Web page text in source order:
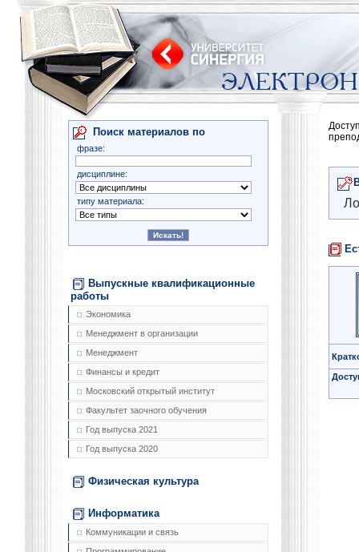
Поиск материалов по
фразе:
дисциплине:
типу материала:
Выпускные квалификационные
работы
Экономика
Менеджмент в организации
Менеджмент
Финансы и кредит
Московский открытый институт
Факультет заочного обучения
Год выпуска 2021
Год выпуска 2020
Физическая культура
Информатика
Коммуникации и связь